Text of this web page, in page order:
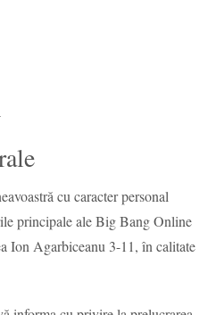
cu caracter personal
principale ale Big Bang Online
Ion Agarbiceanu 3-11, în calitate